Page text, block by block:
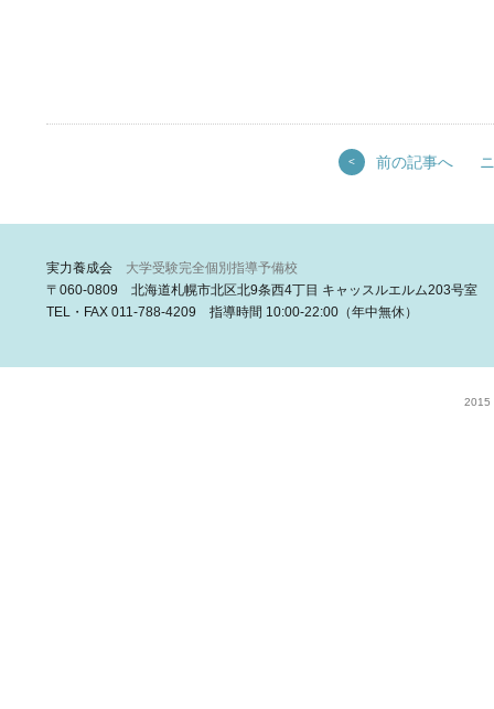
< 前の記事へ
実力養成会 大学受験完全個別指導予備校
〒060-0809 北海道札幌市北区北9条西4丁目 キャッスルエルム203号室
TEL・FAX 011-788-4209 指導時間 10:00-22:00（年中無休）
2015